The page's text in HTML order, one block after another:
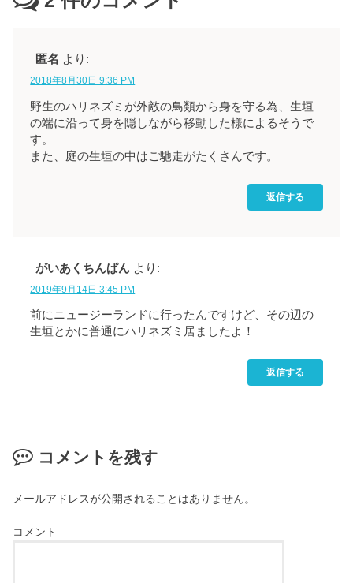
匿名 より:
2018年8月30日 9:36 PM
野生のハリネズミが外敵の鳥類から身を守る為、生垣
の端に沿って身を隠しながら移動した様によるそうで
す。
また、庭の生垣の中はご馳走がたくさんです。
返信する
がいあくちんぱん より:
2019年9月14日 3:45 PM
前にニュージーランドに行ったんですけど、その辺の
生垣とかに普通にハリネズミ居ましたよ！
返信する
コメントを残す
メールアドレスが公開されることはありません。
コメント